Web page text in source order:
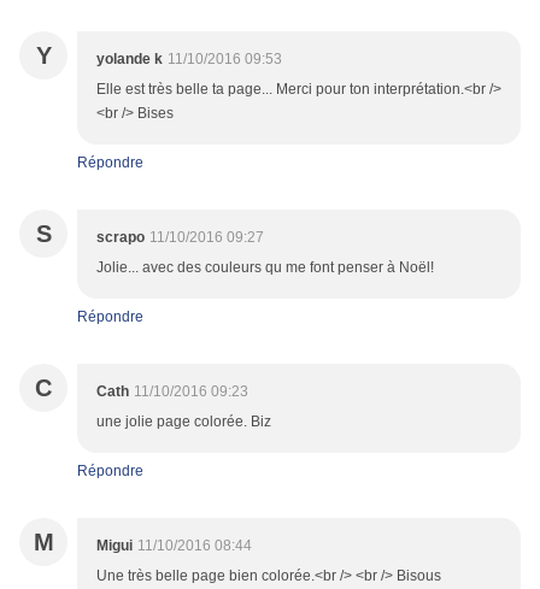
Y yolande k 11/10/2016 09:53
Elle est très belle ta page... Merci pour ton interprétation.<br />
<br /> Bises
Répondre
S scrapo 11/10/2016 09:27
Jolie... avec des couleurs qu me font penser à Noël!
Répondre
C Cath 11/10/2016 09:23
une jolie page colorée. Biz
Répondre
M Migui 11/10/2016 08:44
Une très belle page bien colorée.<br /> <br /> Bisous